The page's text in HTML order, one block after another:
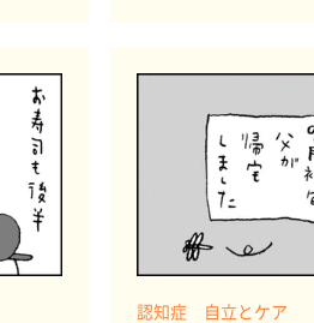
認知症 自立とケア